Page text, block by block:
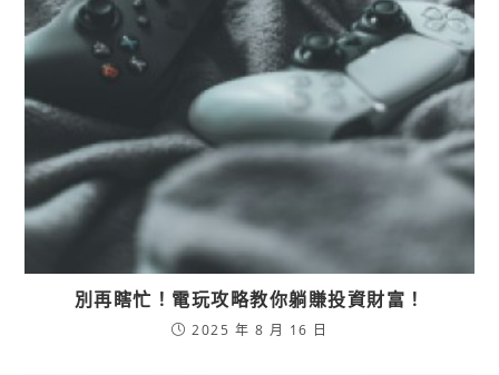
別再瞎忙！電玩攻略教你躺賺投資財富！
2025 年 8 月 16 日